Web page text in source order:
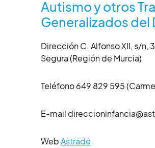
Autismo y otros
Generalizados del
Dirección C. Alfonso XII, s/n,
Segura (Región de Murcia)
Teléfono 649 829 595
E-mail
WebAstrade